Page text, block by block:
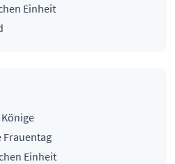
Einheit
Einheit